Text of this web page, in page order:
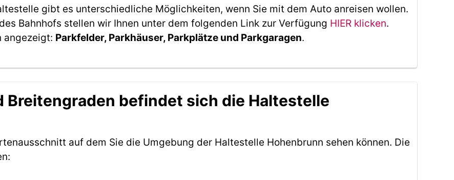
gibt es unterschiedliche Möglichkeiten, wenn Sie mit dem Auto anreisen wollen.
Bahnhofs stellen wir Ihnen unter dem folgenden Link zur Verfügung HIER klicken.
angezeigt: Parkfelder, Parkhäuser, Parkplätze und Parkgaragen.
Breitengraden befindet sich die Haltestelle
auf dem Sie die Umgebung der Haltestelle Hohenbrunn sehen können. Die